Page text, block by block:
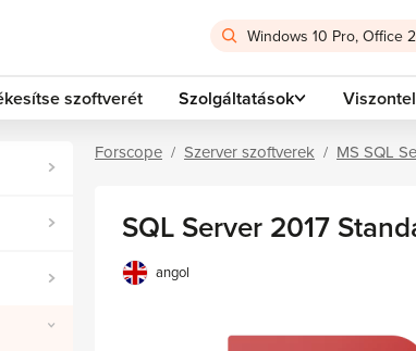
szoftverét Szolgáltatások
Forscope Szerver szoftverek MS SQL
SQL Server 2017
angol